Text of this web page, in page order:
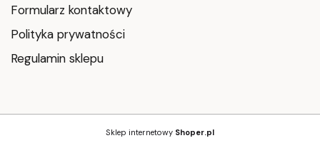
Formularz kontaktowy
Polityka prywatności
Regulamin sklepu
Sklep internetowy Shoper.pl